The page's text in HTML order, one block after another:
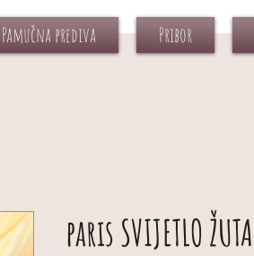
Pamučna prediva Pribor
paris SVIJETLO ŽUTA